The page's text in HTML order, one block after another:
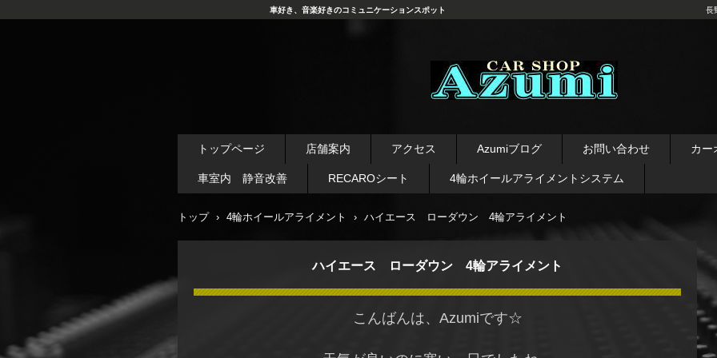
イール デッドニング カーオ
ーディオ レカロシート
車好き、音楽好きのコミュニケーションスポット 長
トップページ 店舗案内 アクセス Azumiブログ お問い合わせ カー
車室内 静音改善 RECAROシート 4輪ホイールアライメントシステム
トップ › 4輪ホイールアライメント › ハイエース ローダウン 4輪アライメント
ハイエース ローダウン 4輪アライメント
こんばんは、Azumiです☆